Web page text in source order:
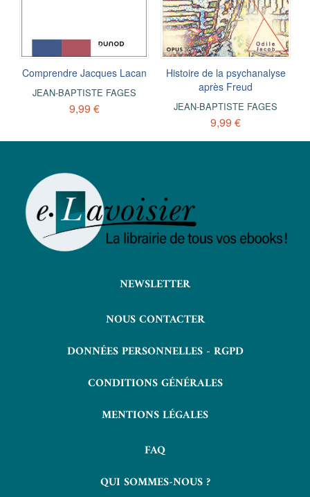
Comprendre Jacques Lacan
JEAN-BAPTISTE FAGES
9,99 €
Histoire de la psychanalyse
après Freud
JEAN-BAPTISTE FAGES
9,99 €
NEWSLETTER
NOUS CONTACTER
DONNÉES PERSONNELLES - RGPD
CONDITIONS GÉNÉRALES
MENTIONS LÉGALES
FAQ
QUI SOMMES-NOUS ?